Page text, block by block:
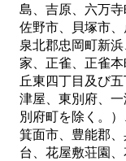
島、吉原、六万
佐野市、貝塚市、
泉北郡忠岡町新
家、正雀、正雀
丘東四丁目及び
津屋、東別府、
別府町を除く。
箕面市、豊能郡
台、花屋敷荘園